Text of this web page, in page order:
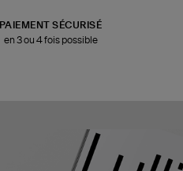
PAIEMENT SÉCURISÉ
en 3 ou 4 fois possible